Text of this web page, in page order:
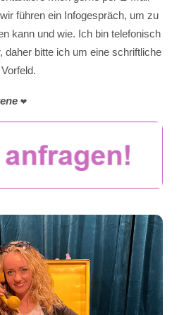
führen ein Infogespräch, um zu
kann und wie. Ich bin telefonisch
daher bitte ich um eine schriftliche
❤️